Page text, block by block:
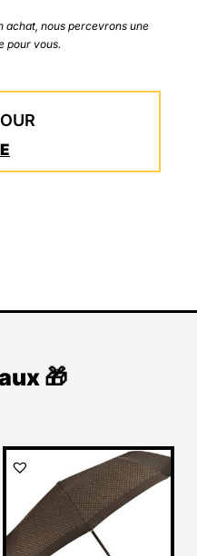
achat, nous percevrons une
pour vous.
🎁